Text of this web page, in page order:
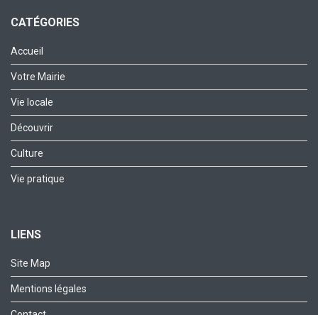
CATÉGORIES
Accueil
Votre Mairie
Vie locale
Découvrir
Culture
Vie pratique
LIENS
Site Map
Mentions légales